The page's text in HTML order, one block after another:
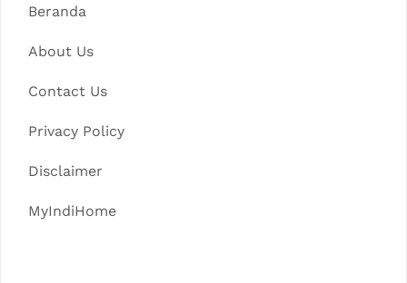
Beranda
About Us
Contact Us
Privacy Policy
Disclaimer
MyIndiHome